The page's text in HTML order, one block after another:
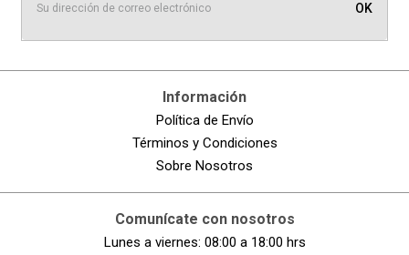
OK
Información
Política de Envío
Términos y Condiciones
Sobre Nosotros
Comunícate con nosotros
Lunes a viernes: 08:00 a 18:00 hrs